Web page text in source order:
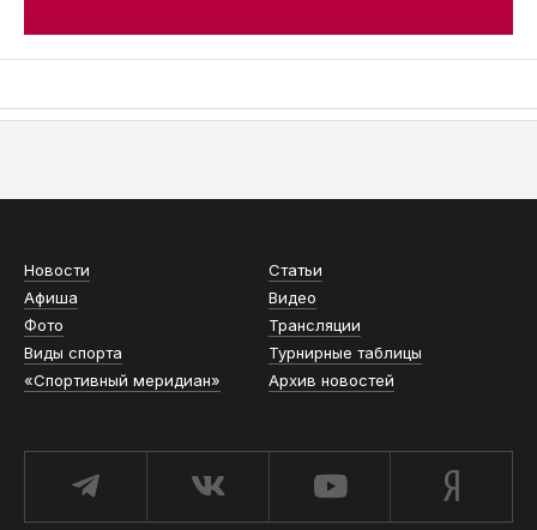
Новости
Статьи
Афиша
Видео
Фото
Трансляции
Виды спорта
Турнирные таблицы
«Спортивный меридиан»
Архив новостей